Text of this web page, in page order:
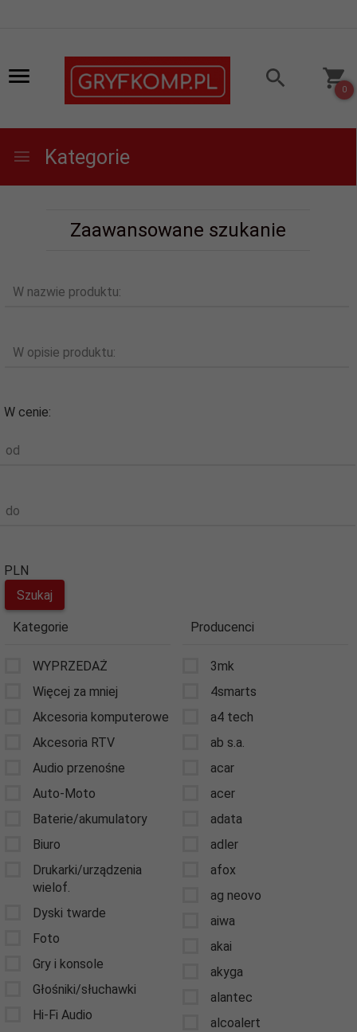
0
Kategorie
Zaawansowane szukanie
W nazwie produktu:
W opisie produktu:
W cenie:
od
do
PLN
Kategorie
WYPRZEDAŻ
Więcej za mniej
Akcesoria komputerowe
Akcesoria RTV
Audio przenośne
Auto-Moto
Baterie/akumulatory
Biuro
Drukarki/urządzenia
wielof.
Dyski twarde
Foto
Gry i konsole
Głośniki/słuchawki
Hi-Fi Audio
Producenci
3mk
4smarts
a4 tech
ab s.a.
acar
acer
adata
adler
afox
ag neovo
aiwa
akai
akyga
alantec
alcoalert